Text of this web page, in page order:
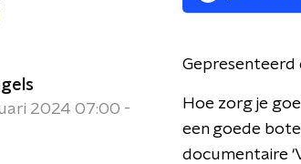
2024 07:00 -
Gepresenteerd
Hoe zorg je
een goede
documentaire